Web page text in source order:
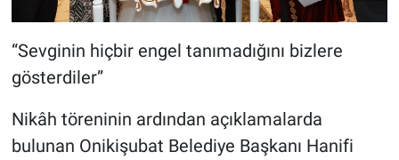
“Sevginin hiçbir engel tanımadığını bizlere
gösterdiler”
Nikâh töreninin ardından açıklamalarda
bulunan Onikişubat Belediye Başkanı Hanifi